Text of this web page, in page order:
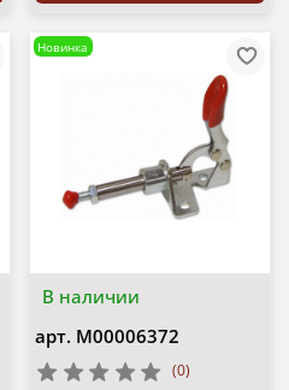
В наличии
Новинка
арт. М00006372
(0)